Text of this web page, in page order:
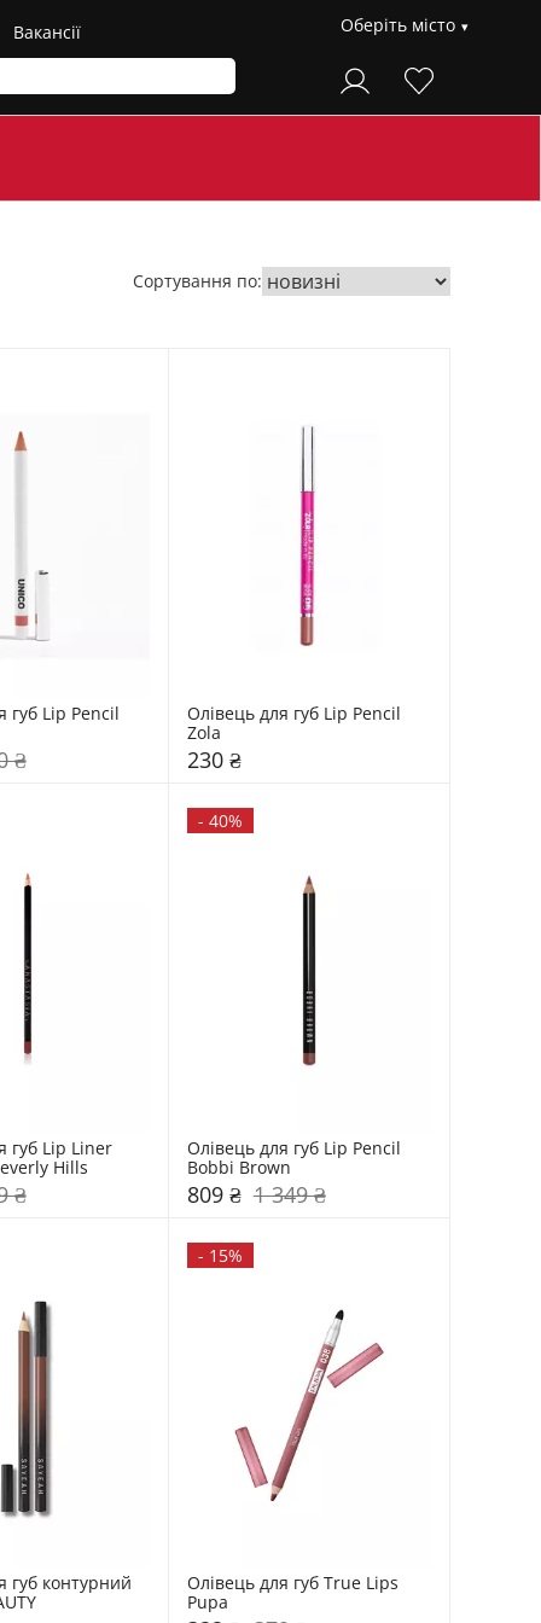
Вакансії Оберіть місто
Сортування по:
губ Lip Pencil
₴
Олівець для губ Lip Pencil
Zola
230 ₴
губ Lip Liner
Hills
₴
- 40%
Олівець для губ Lip Pencil
Bobbi Brown
809 ₴ 1 349 ₴
губ контурний
- 15%
Олівець для губ True Lips
Pupa